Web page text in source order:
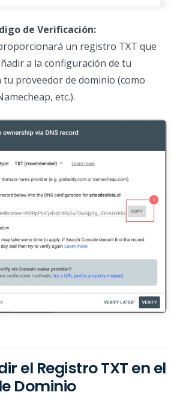
de Verificación:
un registro TXT que
a la configuración de tu
tu proveedor de dominio (como
etc.).
el Registro TXT en el
Dominio